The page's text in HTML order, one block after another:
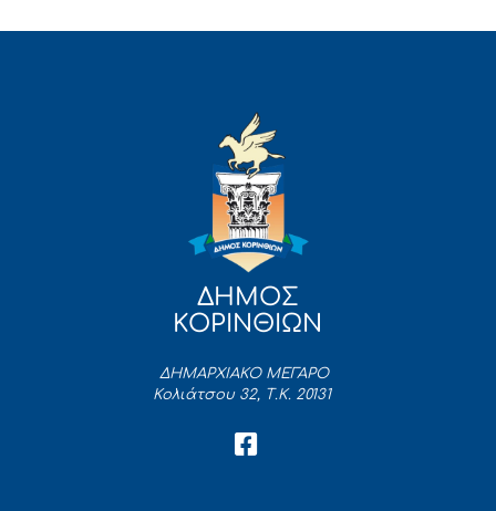
ΔΗΜΟΣ
ΚΟΡΙΝΘΙΩΝ
ΔΗΜΑΡΧΙΑΚΟ ΜΕΓΑΡΟ
Κολιάτσου 32, Τ.Κ. 20131